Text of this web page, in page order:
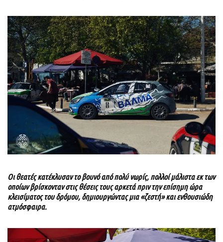
Οι θεατές κατέκλυσαν το βουνό από πολύ νωρίς, πολλοί μάλιστα εκ των
οποίων βρίσκονταν στις θέσεις τους αρκετά πριν την επίσημη ώρα
κλεισίματος του δρόμου, δημιουργώντας μια «ζεστή» και ενθουσιώδη
ατμόσφαιρα.